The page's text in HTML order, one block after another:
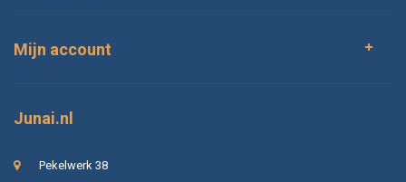
Mijn account
Junai.nl
Pekelwerk 38